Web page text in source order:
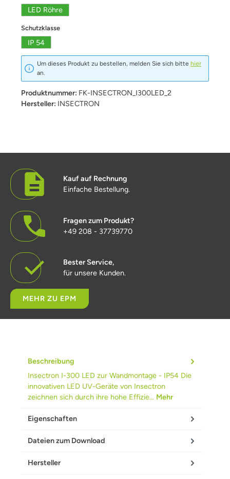
LED Röhre
Schutzklasseauswählen
IP 54
Um dieses Produkt zu bestellen, melden Sie sich bitte hier
an.
Produktnummer: FK-INSECTRON_I300LED_2
Hersteller: INSECTRON
Kauf auf Rechnung
Einfache Bestellung.
Fragen zum Produkt?
+49 208 - 37739770
Bester Service,
für unsere Kunden.
MEHR ZU EPM
Beschreibung
Insectron I-300 LED zur Wandmontage - IP54 Die
innovativen LED UV-Geräte von Insectron
zeichnen sich durch ihre hohe Effizie… Mehr
Eigenschaften
Dateien zum Download
Hersteller